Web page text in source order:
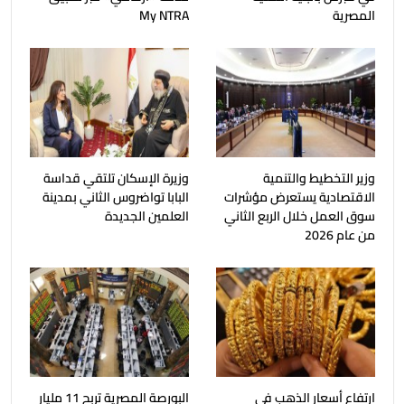
المصرية
My NTRA
وزير التخطيط والتنمية
الاقتصادية يستعرض مؤشرات
سوق العمل خلال الربع الثاني
من عام 2026
وزيرة الإسكان تلتقي قداسة
البابا تواضروس الثاني بمدينة
العلمين الجديدة
ارتفاع أسعار الذهب فى البورصة المصرية تربح 11 مليار